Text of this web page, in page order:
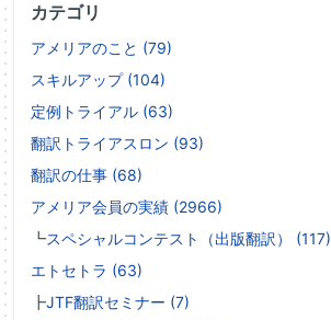
カテゴリ
アメリアのこと (79)
スキルアップ (104)
定例トライアル (63)
翻訳トライアスロン (93)
翻訳の仕事 (68)
アメリア会員の実績 (2966)
┗スペシャルコンテスト（出版翻訳） (117)
エトセトラ (63)
┣JTF翻訳セミナー (7)